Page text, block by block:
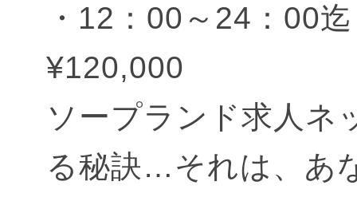
・12：00～24：00
¥120,000
ソープランド求人ネ
る秘訣…それは、あ